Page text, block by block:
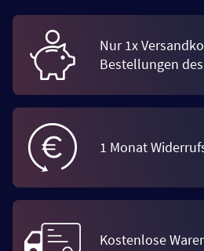
Nur 1x
Bestellungen
1 Monat
Kostenlose